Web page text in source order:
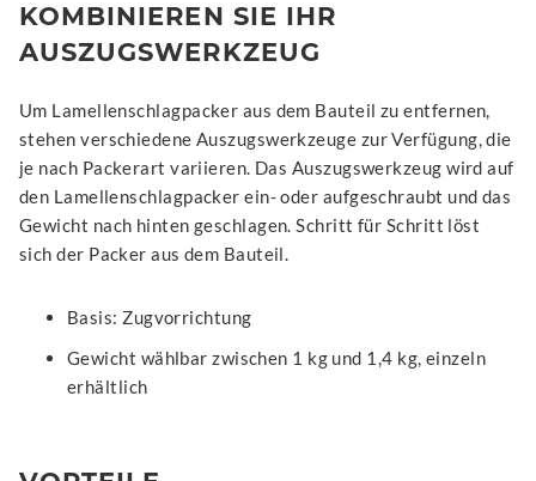
KOMBINIEREN SIE IHR
AUSZUGSWERKZEUG
Um Lamellenschlagpacker aus dem Bauteil zu entfernen,
stehen verschiedene Auszugswerkzeuge zur Verfügung, die
je nach Packerart variieren. Das Auszugswerkzeug wird auf
den Lamellenschlagpacker ein- oder aufgeschraubt und das
Gewicht nach hinten geschlagen. Schritt für Schritt löst
sich der Packer aus dem Bauteil.
Basis: Zugvorrichtung
Gewicht wählbar zwischen 1 kg und 1,4 kg, einzeln
erhältlich